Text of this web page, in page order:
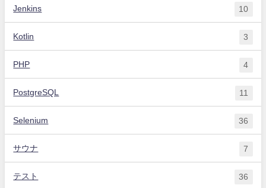
Jenkins 10
Kotlin 3
PHP 4
PostgreSQL 11
Selenium 36
サウナ 7
テスト 36